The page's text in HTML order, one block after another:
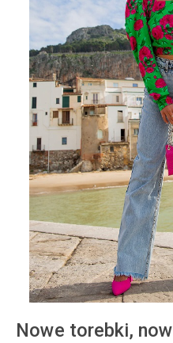
Nowe torebki,